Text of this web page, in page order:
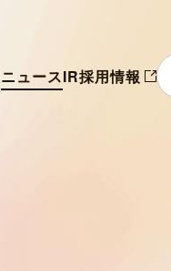
ニュースIR採用情報